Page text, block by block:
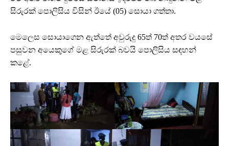
සිරුරක් පොලිසිය විසින් ඊයේ (05) සොයා ගත්තා.
මෙලෙස සොයාගෙන ඇත්තේ අවුරුදු 65ත් 70ත් අතර වයසේ
පසුවන අයෙකුගේ මළ සිරුරක් බවයි පොලිසිය සඳහන්
කළේ.